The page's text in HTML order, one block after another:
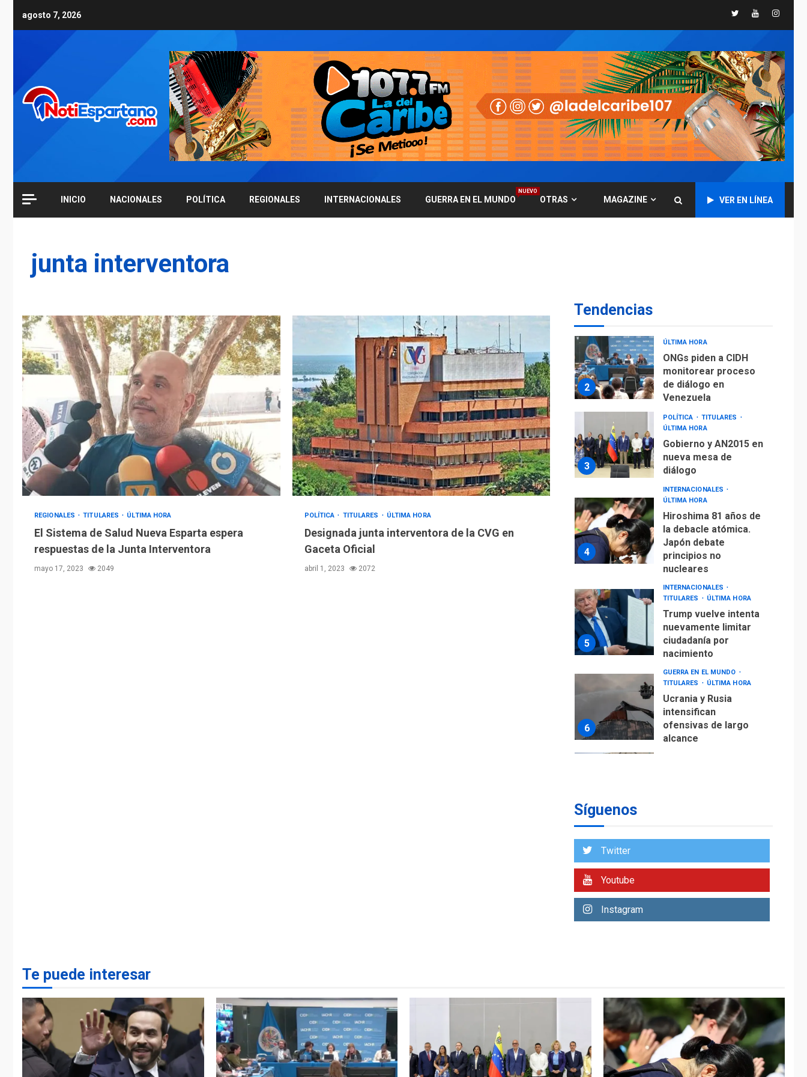
agosto 7, 2026 TwitterYoutube
INICIO NACIONALES POLÍTICA REGIONALES INTERNACIONALES GUERRA EN EL MUNDO
NUEVO
OTRAS MAGAZINE VER EN LÍNEA
junta interventora
REGIONALES TITULARES ÚLTIMA HORA
El Sistema de Salud Nueva Esparta espera
respuestas de la Junta Interventora
mayo 17, 2023 2049
POLÍTICA TITULARES ÚLTIMA HORA
Designada junta interventora de la CVG en
Gaceta Oficial
abril 1, 2023 2072
Tendencias
5
ÚLTIMA HORA
Trump vuelve intenta
nuevamente limitar
ciudadanía por
nacimiento
6
GUERRA EN EL MUNDO
TITULARES
ÚLTIMA HORA
Ucrania y Rusia
intensifican
ofensivas de largo
alcance
LATINOAMÉRICA Y CARIBE
EEUU sanciona a ocho
2
ÚLTIMA HORA
ONGs piden a CIDH
monitorear proceso
de diálogo en
Venezuela
3
POLÍTICA
TITULARES
ÚLTIMA HORA
Gobierno y AN2015 en
nueva mesa de
diálogo
4
INTERNACIONALES
ÚLTIMA HORA
Hiroshima 81 años de
la debacle atómica.
Japón debate
principios no
nucleares
5
INTERNACIONALES
TITULARES
ÚLTIMA HORA
Trump vuelve intenta
nuevamente limitar
ciudadanía por
nacimiento
6
GUERRA EN EL MUNDO
TITULARES
ÚLTIMA HORA
Ucrania y Rusia
intensifican
ofensivas de largo
alcance
7
1
TITULARES
ÚLTIMA HORA
asumirá Presidencia
fuera de Bogotá
3
TITULARES
ÚLTIMA HORA
Gobierno y AN2015 en
nueva mesa de
diálogo
INTERNACIONALES
Síguenos
Twitter
Youtube
Instagram
Te puede interesar